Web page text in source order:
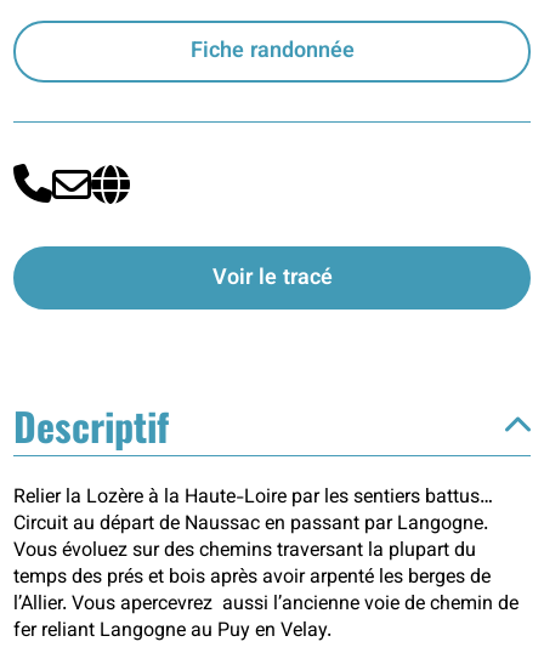
Descriptif
Relier la Lozère à la Haute-Loire par les sentiers battus…
Circuit au départ de Naussac en passant par Langogne.
Vous évoluez sur des chemins traversant la plupart du
temps des prés et bois après avoir arpenté les berges de
l’Allier. Vous apercevrez aussi l’ancienne voie de chemin de
fer reliant Langogne au Puy en Velay.
Fiche randonnée
Voir le tracé